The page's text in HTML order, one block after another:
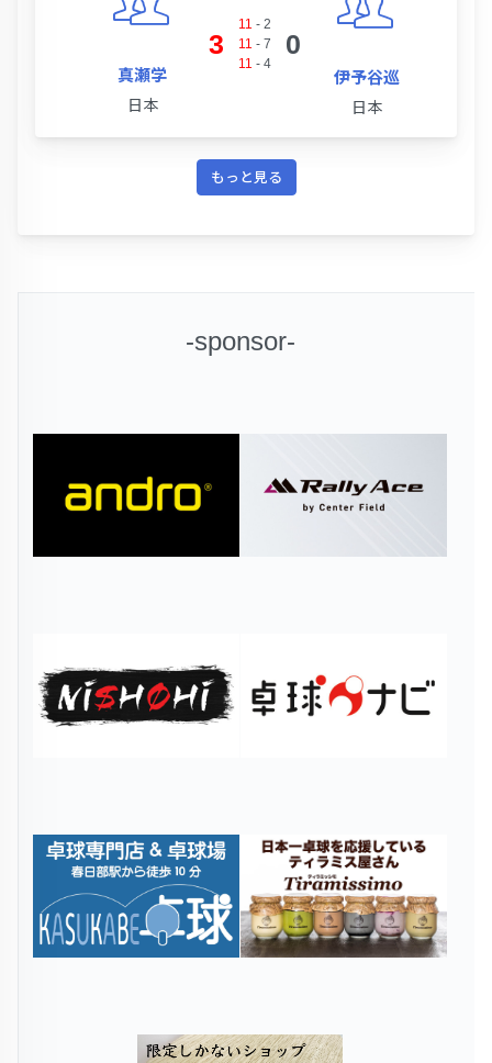
真瀬学
日本
3
11 - 2
11 - 7
11 - 4
0
伊予谷巡
日本
もっと見る
-sponsor-